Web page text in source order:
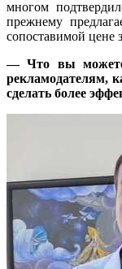
многом
прежнему
сопоставимой цене
— Что вы можете
рекламодателям,
сделать более